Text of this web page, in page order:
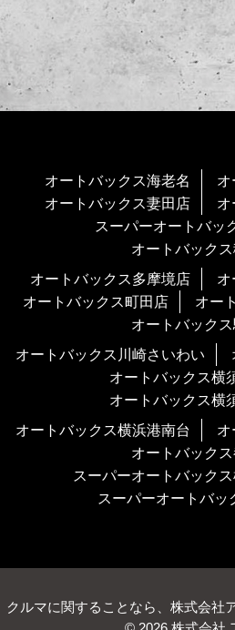
オートバックス海老名
オ
オートバックス妻田店
オ
スーパーオートバッ
オートバック
オートバックス多摩境店
オ
オートバックス町田店
オー
オートバック
オートバックス川崎さいわい
オートバックス横
オートバックス横
オートバックス横浜港南台
オ
オートバック
スーパーオートバック
スーパーオートバッ
クルマに関することなら、株式会社